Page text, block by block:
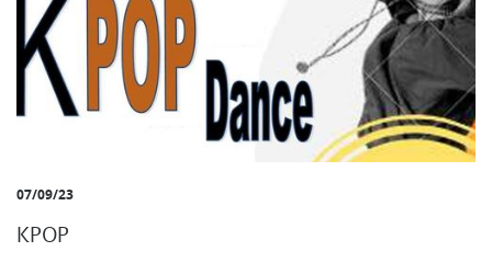
07/09/23
KPOP